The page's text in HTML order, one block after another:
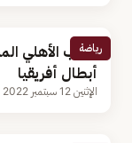
رياضة
مدرب الأهلي
أبطال أفريقيا
الإثنين 12 سبتمبر 2022